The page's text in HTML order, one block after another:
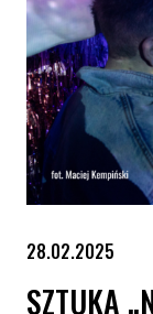
28.02.2025
SZTUKA